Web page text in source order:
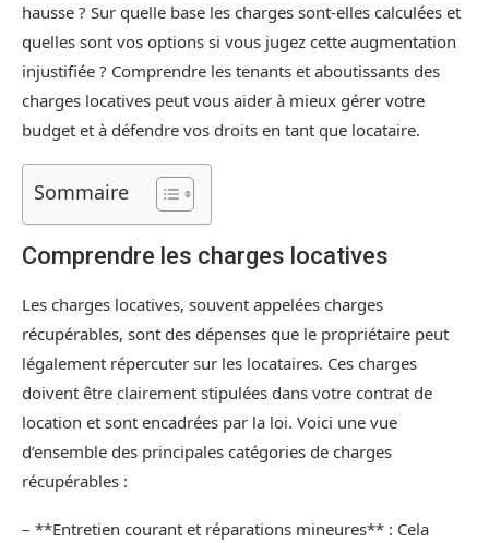
hausse ? Sur quelle base les charges sont-elles calculées et
quelles sont vos options si vous jugez cette augmentation
injustifiée ? Comprendre les tenants et aboutissants des
charges locatives peut vous aider à mieux gérer votre
budget et à défendre vos droits en tant que locataire.
Sommaire
Comprendre les charges locatives
Les charges locatives, souvent appelées charges
récupérables, sont des dépenses que le propriétaire peut
légalement répercuter sur les locataires. Ces charges
doivent être clairement stipulées dans votre contrat de
location et sont encadrées par la loi. Voici une vue
d’ensemble des principales catégories de charges
récupérables :
– **Entretien courant et réparations mineures** : Cela